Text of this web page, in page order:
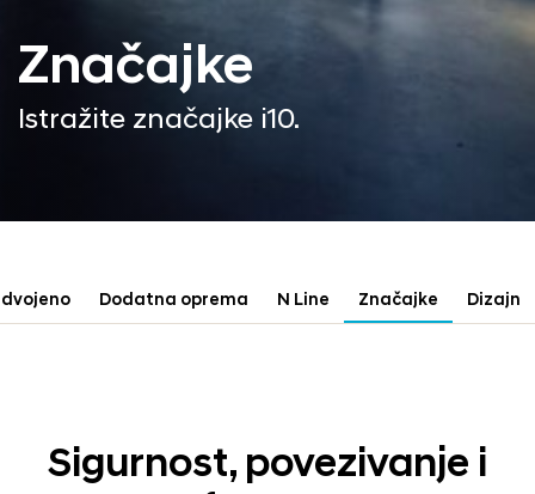
Značajke
Istražite značajke i10.
Dodatna oprema N Line Značajke Dizajn
Sigurnost, povezivanje i